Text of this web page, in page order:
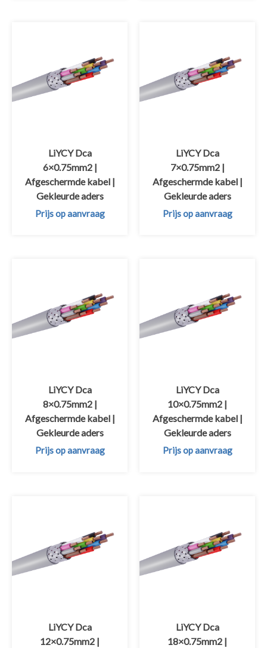
LiYCY Dca
6×0.75mm2 |
Afgeschermde kabel |
Gekleurde aders
Prijs op aanvraag
LiYCY Dca
7×0.75mm2 |
Afgeschermde kabel |
Gekleurde aders
Prijs op aanvraag
LiYCY Dca
8×0.75mm2 |
Afgeschermde kabel |
Gekleurde aders
Prijs op aanvraag
LiYCY Dca
10×0.75mm2 |
Afgeschermde kabel |
Gekleurde aders
Prijs op aanvraag
LiYCY Dca
12×0.75mm2 |
LiYCY Dca
18×0.75mm2 |